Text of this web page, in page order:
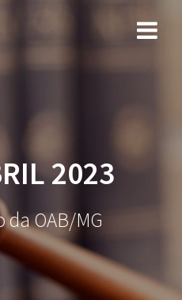
2023
da OAB/MG